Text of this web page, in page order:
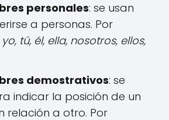
personales: se usan
a personas. Por
yo, tú, él, ella, nosotros, ellos,
demostrativos: se
indicar la posición de un
relación a otro. Por